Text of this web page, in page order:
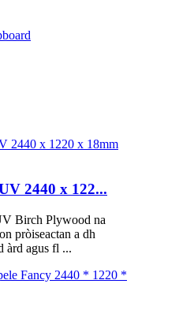
2440 x 122...
Birch Plywood na
pròiseactan a dh
àrd agus fl ...